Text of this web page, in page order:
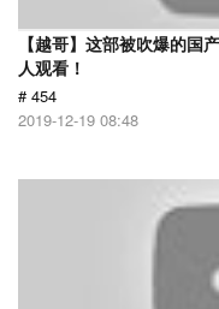
【越哥】这部被吹爆的国
人观看！
# 454
2019-12-19 08:48